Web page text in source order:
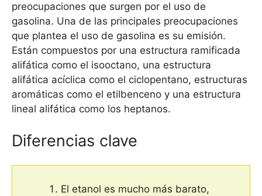
preocupaciones que surgen por el uso de
gasolina. Una de las principales preocupaciones
que plantea el uso de gasolina es su emisión.
Están compuestos por una estructura ramificada
alifática como el isooctano, una estructura
alifática acíclica como el ciclopentano, estructuras
aromáticas como el etilbenceno y una estructura
lineal alifática como los heptanos.
Diferencias clave
El etanol es mucho más barato,